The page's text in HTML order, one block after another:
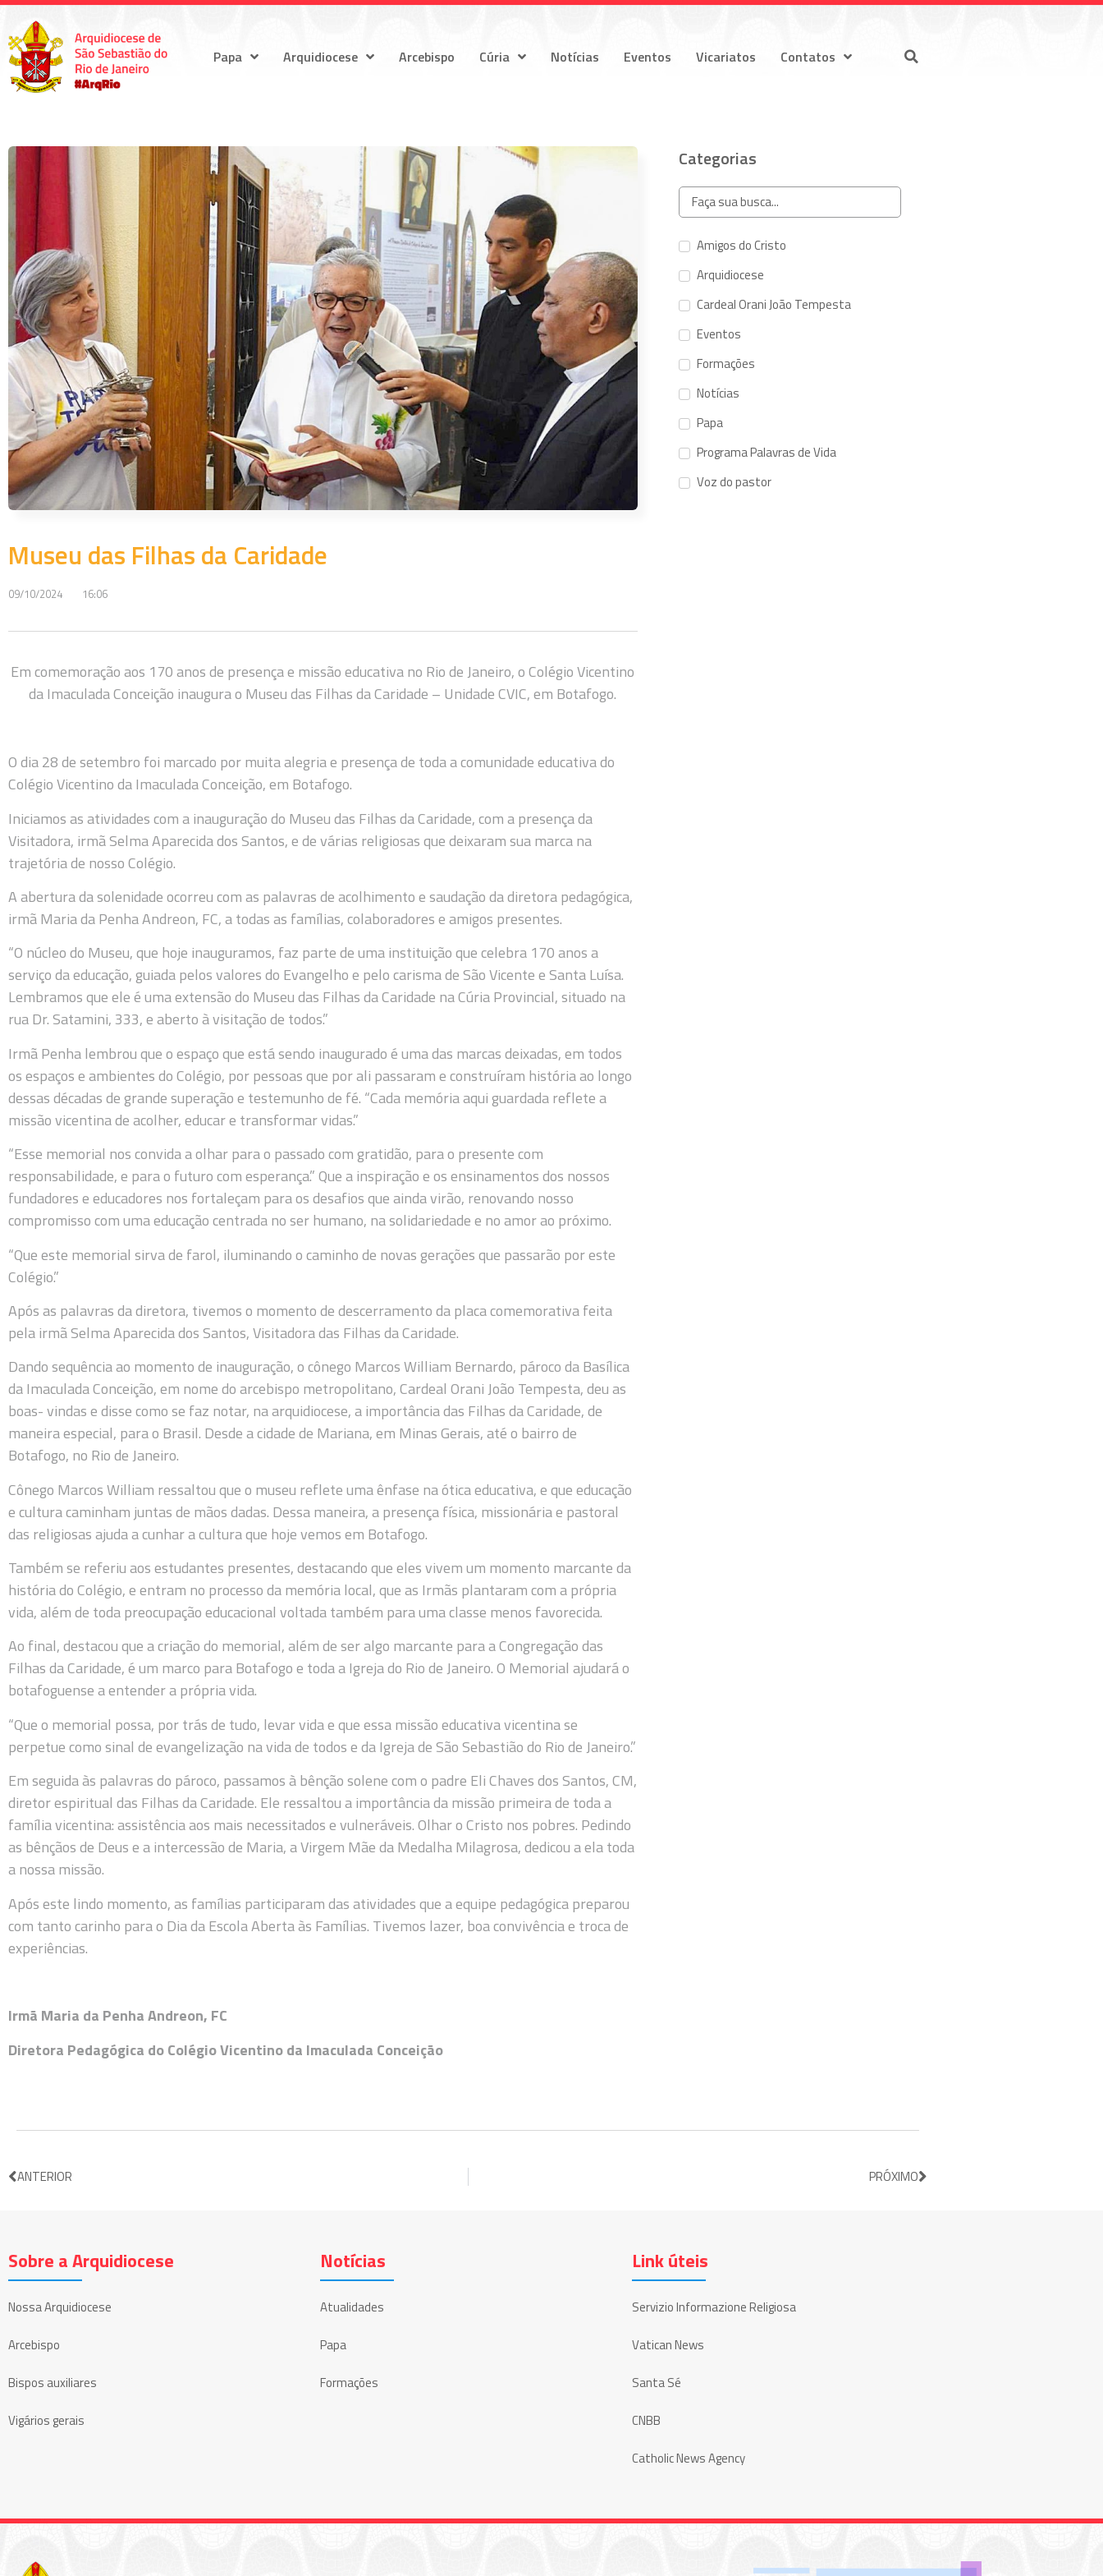
Papa Arquidiocese Arcebispo Cúria Notícias Eventos Vicariatos Contatos
Museu das Filhas da Caridade
09/10/2024 16:06
Em comemoração aos 170 anos de presença e missão educativa no Rio de Janeiro, o Colégio Vicentino
da Imaculada Conceição inaugura o Museu das Filhas da Caridade – Unidade CVIC, em Botafogo.
O dia 28 de setembro foi marcado por muita alegria e presença de toda a comunidade educativa do
Colégio Vicentino da Imaculada Conceição, em Botafogo.
Iniciamos as atividades com a inauguração do Museu das Filhas da Caridade, com a presença da
Visitadora, irmã Selma Aparecida dos Santos, e de várias religiosas que deixaram sua marca na
trajetória de nosso Colégio.
A abertura da solenidade ocorreu com as palavras de acolhimento e saudação da diretora pedagógica,
irmã Maria da Penha Andreon, FC, a todas as famílias, colaboradores e amigos presentes.
“O núcleo do Museu, que hoje inauguramos, faz parte de uma instituição que celebra 170 anos a
serviço da educação, guiada pelos valores do Evangelho e pelo carisma de São Vicente e Santa Luísa.
Lembramos que ele é uma extensão do Museu das Filhas da Caridade na Cúria Provincial, situado na
rua Dr. Satamini, 333, e aberto à visitação de todos.”
Irmã Penha lembrou que o espaço que está sendo inaugurado é uma das marcas deixadas, em todos
os espaços e ambientes do Colégio, por pessoas que por ali passaram e construíram história ao longo
dessas décadas de grande superação e testemunho de fé. “Cada memória aqui guardada reflete a
missão vicentina de acolher, educar e transformar vidas.”
“Esse memorial nos convida a olhar para o passado com gratidão, para o presente com
responsabilidade, e para o futuro com esperança.” Que a inspiração e os ensinamentos dos nossos
fundadores e educadores nos fortaleçam para os desafios que ainda virão, renovando nosso
compromisso com uma educação centrada no ser humano, na solidariedade e no amor ao próximo.
“Que este memorial sirva de farol, iluminando o caminho de novas gerações que passarão por este
Colégio.”
Após as palavras da diretora, tivemos o momento de descerramento da placa comemorativa feita
pela irmã Selma Aparecida dos Santos, Visitadora das Filhas da Caridade.
Dando sequência ao momento de inauguração, o cônego Marcos William Bernardo, pároco da Basílica
da Imaculada Conceição, em nome do arcebispo metropolitano, Cardeal Orani João Tempesta, deu as
boas- vindas e disse como se faz notar, na arquidiocese, a importância das Filhas da Caridade, de
maneira especial, para o Brasil. Desde a cidade de Mariana, em Minas Gerais, até o bairro de
Botafogo, no Rio de Janeiro.
Cônego Marcos William ressaltou que o museu reflete uma ênfase na ótica educativa, e que educação
e cultura caminham juntas de mãos dadas. Dessa maneira, a presença física, missionária e pastoral
das religiosas ajuda a cunhar a cultura que hoje vemos em Botafogo.
Também se referiu aos estudantes presentes, destacando que eles vivem um momento marcante da
história do Colégio, e entram no processo da memória local, que as Irmãs plantaram com a própria
vida, além de toda preocupação educacional voltada também para uma classe menos favorecida.
Ao final, destacou que a criação do memorial, além de ser algo marcante para a Congregação das
Filhas da Caridade, é um marco para Botafogo e toda a Igreja do Rio de Janeiro. O Memorial ajudará o
botafoguense a entender a própria vida.
“Que o memorial possa, por trás de tudo, levar vida e que essa missão educativa vicentina se
perpetue como sinal de evangelização na vida de todos e da Igreja de São Sebastião do Rio de Janeiro.”
Em seguida às palavras do pároco, passamos à bênção solene com o padre Eli Chaves dos Santos, CM,
diretor espiritual das Filhas da Caridade. Ele ressaltou a importância da missão primeira de toda a
família vicentina: assistência aos mais necessitados e vulneráveis. Olhar o Cristo nos pobres. Pedindo
as bênçãos de Deus e a intercessão de Maria, a Virgem Mãe da Medalha Milagrosa, dedicou a ela toda
a nossa missão.
Após este lindo momento, as famílias participaram das atividades que a equipe pedagógica preparou
com tanto carinho para o Dia da Escola Aberta às Famílias. Tivemos lazer, boa convivência e troca de
experiências.
Irmã Maria da Penha Andreon, FC
Diretora Pedagógica do Colégio Vicentino da Imaculada Conceição
Categorias
Amigos do Cristo
Arquidiocese
Cardeal Orani João Tempesta
Eventos
Formações
Notícias
Papa
Programa Palavras de Vida
Voz do pastor
ANTERIOR PRÓXIMO
Sobre a Arquidiocese
Nossa Arquidiocese
Arcebispo
Bispos auxiliares
Vigários gerais
Notícias
Atualidades
Papa
Formações
Link úteis
Servizio Informazione Religiosa
Vatican News
Santa Sé
CNBB
Catholic News Agency